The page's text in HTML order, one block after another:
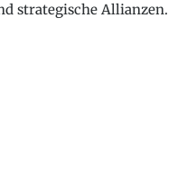
strategische Allianzen.